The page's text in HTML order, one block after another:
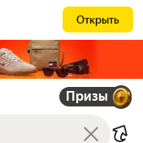
Открыть
Призы